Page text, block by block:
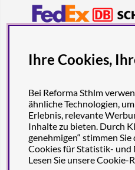
Ihre Cookies,
Bei Reforma Sthlm
ähnliche Technologien,
Erlebnis, relevante
Inhalte zu bieten. Durch
genehmigen“ stimmen
Cookies für Statistik- und
Lesen Sie unsereCookie-